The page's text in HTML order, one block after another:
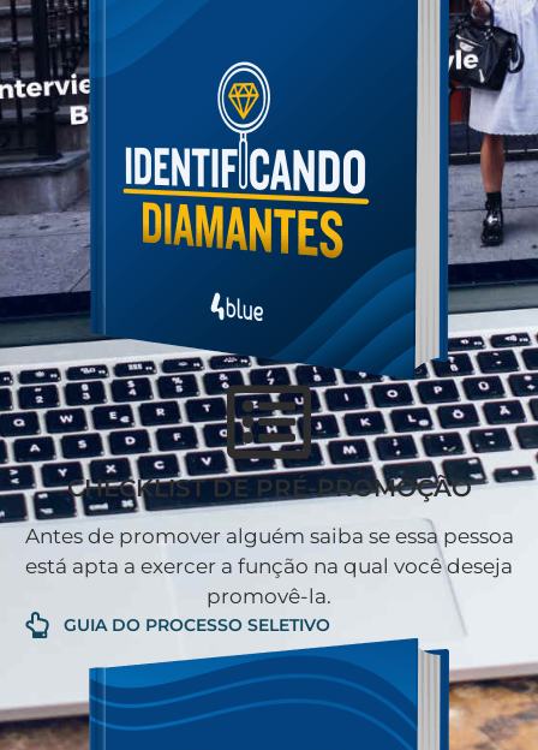
CHECKLIST DE PRÉ-PROMOÇÃO
Antes de promover alguém saiba se essa pessoa
está apta a exercer a função na qual você deseja
promovê-la.
GUIA DO PROCESSO SELETIVO